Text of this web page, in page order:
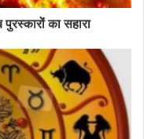
का सहारा